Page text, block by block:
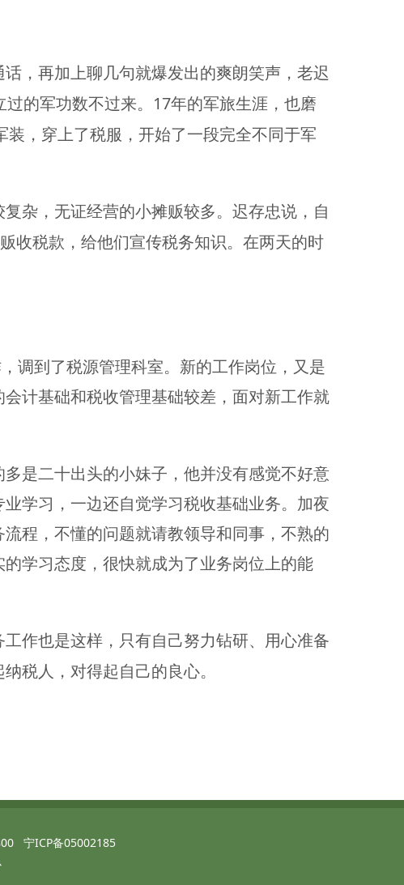
，再加上聊几句就爆发出的爽朗笑声，老迟
的军功数不过来。 17年的军旅生涯，也磨
装，穿上了税服，开始了一段完全不同于军
杂，无证经营的小摊贩较多。迟存忠说，自
收税款，给他们宣传税务知识。在两天的时
调到了税源管理科室。新的工作岗位，又是
计基础和税收管理基础较差，面对新工作就
是二十出头的小妹子，他并没有感觉不好意
学习，一边还自觉学习税收基础业务。加夜
程，不懂的问题就请教领导和同事，不熟的
学习态度，很快就成为了业务岗位上的能
作也是这样，只有自己努力钻研、用心准备
税人，对得起自己的良心。
宁ICP备05002185